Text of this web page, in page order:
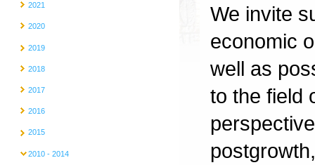
2021
2020
2019
2018
2017
2016
2015
2010 - 2014
We invite
economic
well as
to the field